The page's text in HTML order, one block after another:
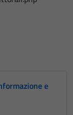
e